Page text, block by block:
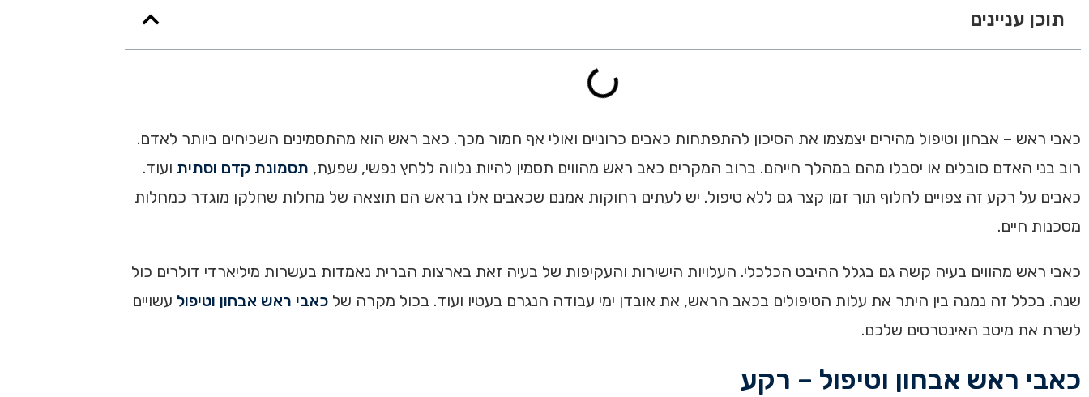
תוכן עניינים
כאבי ראש – אבחון וטיפול מהירים יצמצמו את הסיכון להתפתחות כאבים כרוניים ואולי אף חמור מכך. כאב ראש הוא מהתסמינים השכיחים ביותר לאדם.
רוב בני האדם סובלים או יסבלו מהם במהלך חייהם. ברוב המקרים כאב ראש מהווים תסמין להיות נלווה ללחץ נפשי, שפעת, תסמונת קדם וסתית ועוד.
כאבים על רקע זה צפויים לחלוף תוך זמן קצר גם ללא טיפול. יש לעתים רחוקות אמנם שכאבים אלו בראש הם תוצאה של מחלות שחלקן מוגדר כמחלות
מסכנות חיים.
כאבי ראש מהווים בעיה קשה גם בגלל ההיבט הכלכלי. העלויות הישירות והעקיפות של בעיה זאת בארצות הברית נאמדות בעשרות מיליארדי דולרים כול
שנה. בכלל זה נמנה בין היתר את עלות הטיפולים בכאב הראש, את אובדן ימי עבודה הנגרם בעטיו ועוד. בכול מקרה של כאבי ראש אבחון וטיפול עשויים
לשרת את מיטב האינטרסים שלכם.
כאבי ראש אבחון וטיפול – רקע